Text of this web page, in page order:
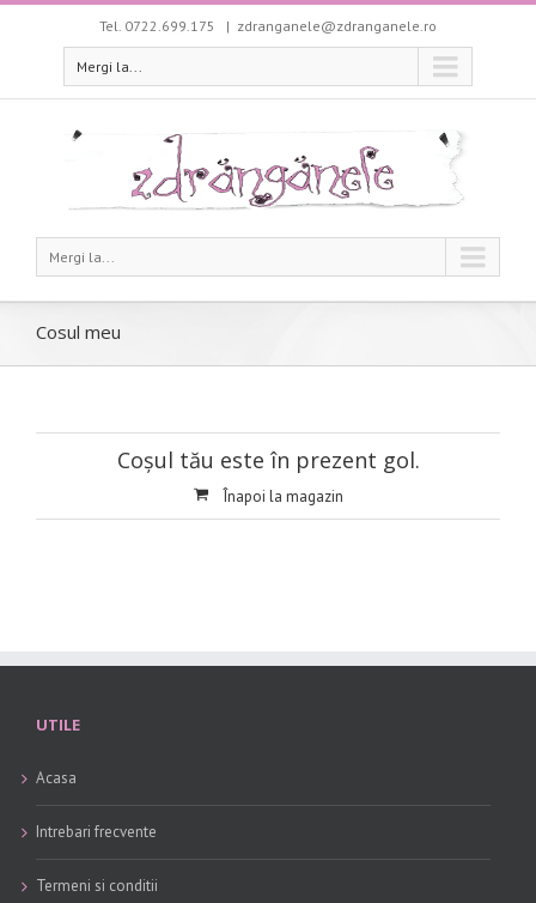
Tel. 0722.699.175 | zdranganele@zdranganele.ro
Mergi la...
Mergi la...
Cosul meu
Coșul tău este în prezent gol.
Înapoi la magazin
UTILE
Acasa
Intrebari frecvente
Termeni si conditii